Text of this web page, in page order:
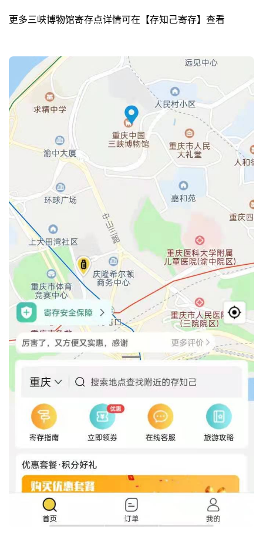
更多三峡博物馆寄存点详情可在【存知己寄存】查看